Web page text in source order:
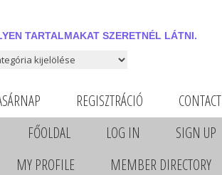
TARTALMAKAT SZERETNÉL LÁTNI.
tartalmakat szeretnél látni.
REGISZTRÁCIÓ
CONTACT
FŐOLDAL LOG IN
SIGN UP
MY PROFILE MEMBER DIRECTORY